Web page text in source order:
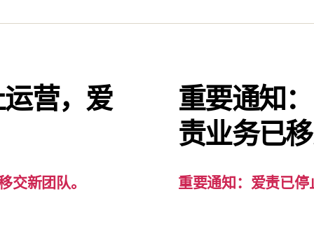
营，爱
交新团队。
重要通知
责业务已
重要通知：爱责已